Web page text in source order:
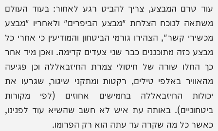
עוד טרם המבצע, צריך להביט רגע לאחור: בעוד העולם
משתאה לנוכח הצלחת "מבצע הביפרים" ולאחריו "מבצע
מכשירי קשר", הצהירו גורמי הביטחון והמודיעין כי אחרי כל
מבצע כזה מתוכננים כבר שני צעדים קדימה. ואכן מיד אחר
כך החלו שורה של חיסולי צמרת החיזבאללה וכן פגיעה
מהאוויר באלפי טילים, רקטות ומתקני שיגור, שגרעו את
יכולות החיזבאללה בחמישים אחוזים (לפי מקורות
ביטחוניים). באותה עת איש לא חשב שהשיא עוד לפנינו,
כאשר כל מה שקרה עד עתה הוא רק הפרומו.